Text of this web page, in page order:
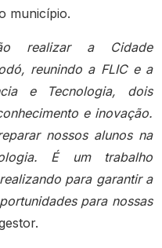
município.
realizar a Cidade
reunindo a FLIC e a
e Tecnologia, dois
e inovação.
nossos alunos na
É um trabalho
para garantir a
para nossas